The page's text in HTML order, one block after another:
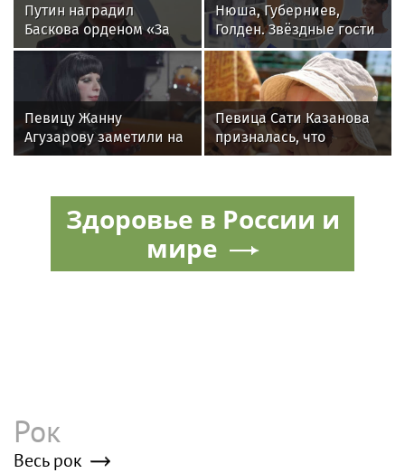
Путин наградил
Баскова орденом «За
заслуги перед
Отечеством» IV степени
Нюша, Губерниев,
Голден. Звёздные гости
«Дня физкультурника»
в Москве
Певицу Жанну
Агузарову заметили на
отдыхе в загородном
другом
Певица Сати Казанова
призналась, что
назвала дочь в честь
Здоровье в России и
мире
Рок
Весь рок